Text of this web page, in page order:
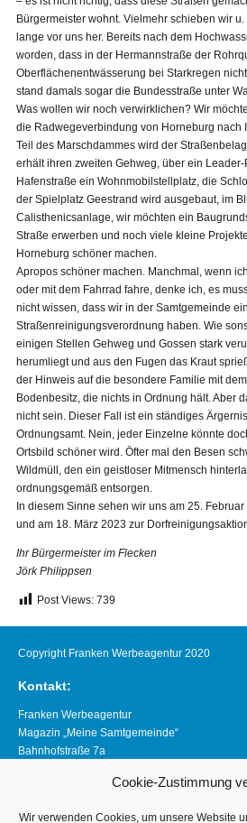
Cookie-Zustimmung
Wir verwenden Cookies, um unsere Website
Bürgermeister wohnt. Vielmehr schieben wir
lange vor uns her. Bereits nach dem
worden, dass in der Hermannstraße der
Oberflächenentwässerung bei Starkregen
stand damals sogar die Bundesstraße unter
Was wollen wir noch verwirklichen? Wir
die Radwegeverbindung von Horneburg nach
Teil des Marschdammes wird der
erhält ihren zweiten Gehweg, über ein
Hafenstraße ein Wohnmobilstellplatz, die
der Spielplatz Geestrand wird ausgebaut, im
Calisthenicsanlage, wir möchten ein
Straße erwerben und noch viele kleine
Horneburg schöner machen.
Apropos schöner machen. Manchmal, wenn
oder mit dem Fahrrad fahre, denke ich, es
nicht wissen, dass wir in der Samtgemeinde
Straßenreinigungsverordnung haben. Wie
einigen Stellen Gehweg und Gossen stark
herumliegt und aus den Fugen das Kraut
der Hinweis auf die besondere Familie mit
Bodenbesitz, die nichts in Ordnung hält. Aber
nicht sein. Dieser Fall ist ein ständiges
Ordnungsamt. Nein, jeder Einzelne könnte
Ortsbild schöner wird. Öfter mal den Besen
Wildmüll, den ein geistloser Mitmensch
ordnungsgemäß entsorgen.
In diesem Sinne sehen wir uns am 25.
und am 18. März 2023 zur
Ihr Bürgermeister im Flecken
Jörk Philippsen
Post Views: 739
Copyright Franken Werbeagentur 2020
Kontakt:
Franken Werbeagentur
Magazin „Meine Samtgemeinde“
Bahnhofstraße 7a
Telefon 04163 8390281